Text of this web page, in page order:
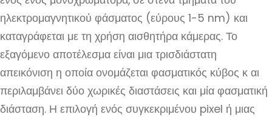
ηλεκτρομαγνητικού φάσματος (εύρους 1-5 nm) και
καταγράφεται με τη χρήση αισθητήρα κάμερας. Το
εξαγόμενο αποτέλεσμα είναι μια τρισδιάστατη
απεικόνιση η οποία ονομάζεται φασματικός κύβος κ αι
περιλαμβάνει δύο χωρικές διαστάσεις και μία φασματική
διάσταση. Η επιλογή ενός συγκεκριμένου pixel ή μιας